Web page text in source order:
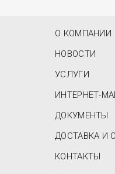
О КОМПАНИИ
НОВОСТИ
УСЛУГИ
ИНТЕРНЕТ-
ДОКУМЕНТЫ
ДОСТАВКА И
КОНТАКТЫ